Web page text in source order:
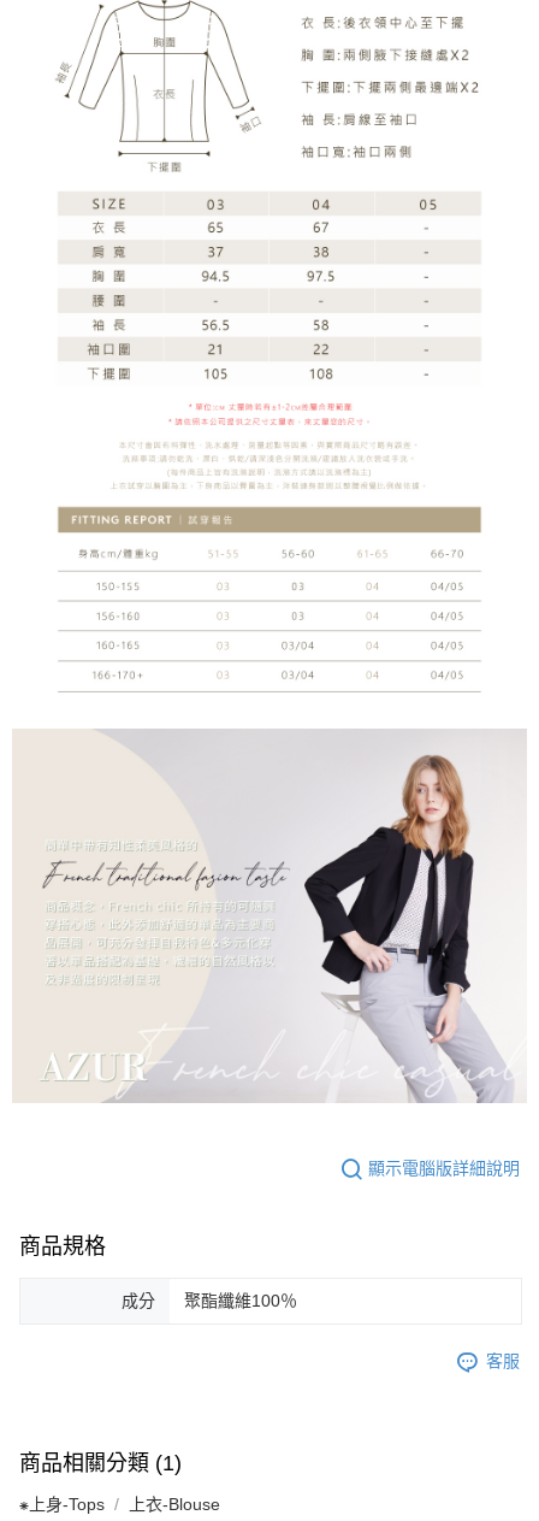
顯示電腦版詳細說明
商品規格
成分 聚酯纖維100％
客服
商品相關分類 (1)
⁕上身-Tops 上衣-Blouse